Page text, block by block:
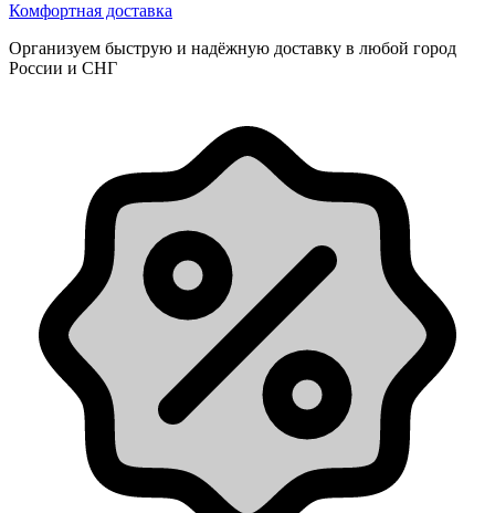
Комфортная доставка
Организуем быструю и надёжную доставку в любой город
России и СНГ